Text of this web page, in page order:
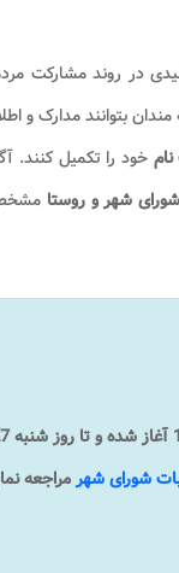
در روند مشارکت
بتوانند مدارک و
خود را تکمیل کنند.
شهر و روستا
شورای شهرمراجعه